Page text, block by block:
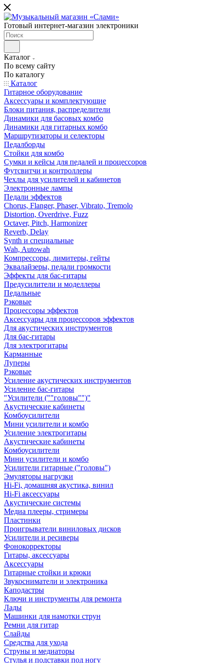
Готовый интернет-магазин электроники
Каталог
По всему сайту
По каталогу
Каталог
Гитарное оборудование
Аксессуары и комплектующие
Блоки питания, распределители
Динамики для басовых комбо
Динамики для гитарных комбо
Маршрутизаторы и селекторы
Педалборды
Стойки для комбо
Сумки и кейсы для педалей и процессоров
Футсвитчи и контроллеры
Чехлы для усилителей и кабинетов
Электронные лампы
Педали эффектов
Chorus, Flanger, Phaser, Vibrato, Tremolo
Distortion, Overdrive, Fuzz
Octaver, Pitch, Harmonizer
Reverb, Delay
Synth и специальные
Wah, Autowah
Компрессоры, лимитеры, гейты
Эквалайзеры, педали громкости
Эффекты для бас-гитары
Предусилители и моделлеры
Педальные
Рэковые
Процессоры эффектов
Аксессуары для процессоров эффектов
Для акустических инструментов
Для бас-гитары
Для электрогитары
Карманные
Луперы
Рэковые
Усиление акустических инструментов
Усиление бас-гитары
"Усилители (""головы"")"
Акустические кабинеты
Комбоусилители
Мини усилители и комбо
Усиление электрогитары
Акустические кабинеты
Комбоусилители
Мини усилители и комбо
Усилители гитарные ("головы")
Эмуляторы нагрузки
Hi-Fi, домашняя акустика, винил
Hi-Fi аксессуары
Акустические системы
Медиа плееры, стримеры
Пластинки
Проигрыватели виниловых дисков
Усилители и ресиверы
Фонокорректоры
Гитары, аксессуары
Аксессуары
Гитарные стойки и крюки
Звукосниматели и электроника
Каподастры
Ключи и инструменты для ремонта
Лады
Машинки для намотки струн
Ремни для гитар
Слайды
Средства для ухода
Струны и медиаторы
Стулья и подставки под ногу